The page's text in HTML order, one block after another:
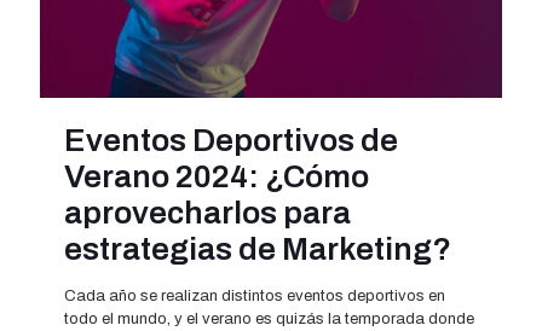
Eventos Deportivos de
Verano 2024: ¿Cómo
aprovecharlos para
estrategias de Marketing?
Cada año se realizan distintos eventos deportivos en
todo el mundo, y el verano es quizás la temporada donde